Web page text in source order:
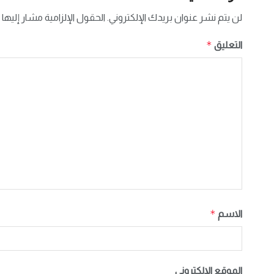
لن يتم نشر عنوان بريدك الإلكتروني. الحقول الإلزامية مشار إليها
التعليق *
الاسم *
الموقع الإلكتروني